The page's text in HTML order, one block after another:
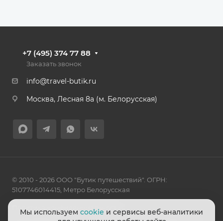
+7 (495) 374 77 88
Заказать звонок
info@travel-butik.ru
Москва, Лесная 8а (м. Белорусская)
© 2010 - 2026 ООО "Бутик путешествий". ОГРН:
5107746014415, Метро Белорусская
Политика конфиденциальности
Мы используем cookie и сервисы веб-аналитики